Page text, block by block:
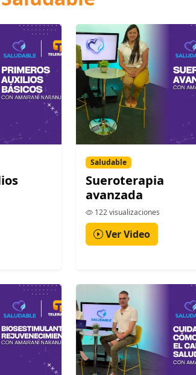
Saludable
Sueroterapia
avanzada
122 visualizaciones
Ver Video